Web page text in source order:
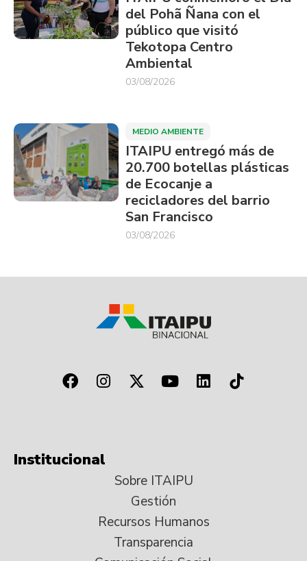
del Pohã Ñana con el
público que visitó
Tekotopa Centro
Ambiental
03/08/2026
MEDIO AMBIENTE
ITAIPU entregó más de
20.700 botellas plásticas
de Ecocanje a
recicladores del barrio
San Francisco
03/08/2026
Institucional
Sobre ITAIPU
Gestión
Recursos Humanos
Transparencia